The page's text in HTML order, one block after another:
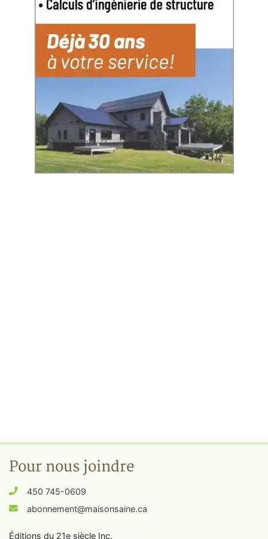
Pour nous joindre
450 745-0609
abonnement@maisonsaine.ca
Éditions du 21e siècle Inc.